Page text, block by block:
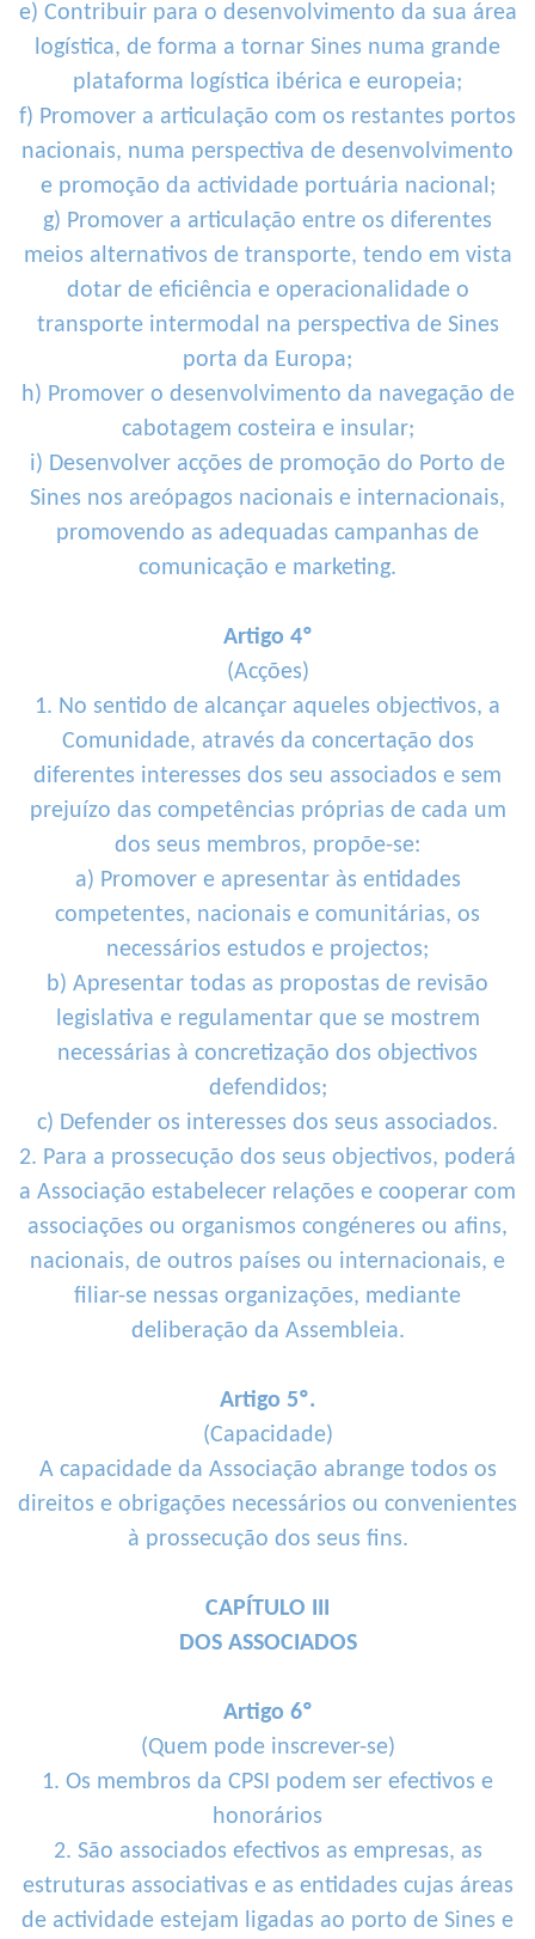
e) Contribuir para o desenvolvimento da sua área
logística, de forma a tornar Sines numa grande
plataforma logística ibérica e europeia;
f) Promover a articulação com os restantes portos
nacionais, numa perspectiva de desenvolvimento
e promoção da actividade portuária nacional;
g) Promover a articulação entre os diferentes
meios alternativos de transporte, tendo em vista
dotar de eficiência e operacionalidade o
transporte intermodal na perspectiva de Sines
porta da Europa;
h) Promover o desenvolvimento da navegação de
cabotagem costeira e insular;
i) Desenvolver acções de promoção do Porto de
Sines nos areópagos nacionais e internacionais,
promovendo as adequadas campanhas de
comunicação e marketing.
Artigo 4º
(Acções)
1. No sentido de alcançar aqueles objectivos, a
Comunidade, através da concertação dos
diferentes interesses dos seu associados e sem
prejuízo das competências próprias de cada um
dos seus membros, propõe-se:
a) Promover e apresentar às entidades
competentes, nacionais e comunitárias, os
necessários estudos e projectos;
b) Apresentar todas as propostas de revisão
legislativa e regulamentar que se mostrem
necessárias à concretização dos objectivos
defendidos;
c) Defender os interesses dos seus associados.
2. Para a prossecução dos seus objectivos, poderá
a Associação estabelecer relações e cooperar com
associações ou organismos congéneres ou afins,
nacionais, de outros países ou internacionais, e
filiar-se nessas organizações, mediante
deliberação da Assembleia.
Artigo 5º.
(Capacidade)
A capacidade da Associação abrange todos os
direitos e obrigações necessários ou convenientes
à prossecução dos seus fins.
CAPÍTULO III
DOS ASSOCIADOS
Artigo 6º
(Quem pode inscrever-se)
1. Os membros da CPSI podem ser efectivos e
honorários
2. São associados efectivos as empresas, as
estruturas associativas e as entidades cujas áreas
de actividade estejam ligadas ao porto de Sines e